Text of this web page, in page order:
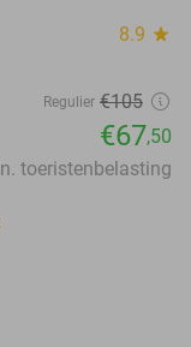
8.9 star
Regulier €105
€67,50
toeristenbelasting